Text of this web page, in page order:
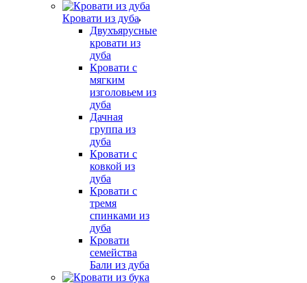
Кровати из дуба
Двухъярусные
кровати из
дуба
Кровати с
мягким
изголовьем из
дуба
Дачная
группа из
дуба
Кровати с
ковкой из
дуба
Кровати с
тремя
спинками из
дуба
Кровати
семейства
Бали из дуба